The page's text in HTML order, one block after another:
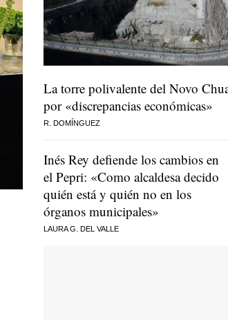
La torre polivalente del Novo
por «discrepancias económicas»
R. DOMÍNGUEZ
Inés Rey defiende los cambios en
el Pepri: «Como alcaldesa decido
quién está y quién no en los
órganos municipales»
LAURA G. DEL VALLE